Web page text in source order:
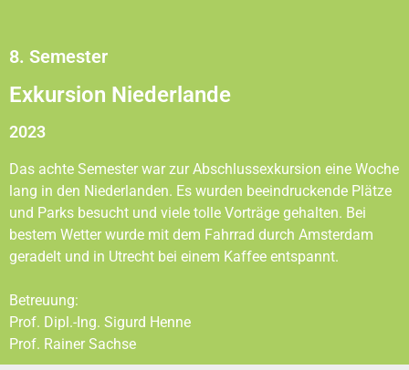
8. Semester
Exkursion Niederlande
2023
Das achte Semester war zur Abschlussexkursion eine Woche
lang in den Niederlanden. Es wurden beeindruckende Plätze
und Parks besucht und viele tolle Vorträge gehalten. Bei
bestem Wetter wurde mit dem Fahrrad durch Amsterdam
geradelt und in Utrecht bei einem Kaffee entspannt.
Betreuung:
Prof. Dipl.-Ing. Sigurd Henne
Prof. Rainer Sachse